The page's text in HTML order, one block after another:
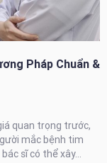
Pháp Chuẩn &
quan trọng trước,
mắc bệnh tim
sĩ có thể xây...